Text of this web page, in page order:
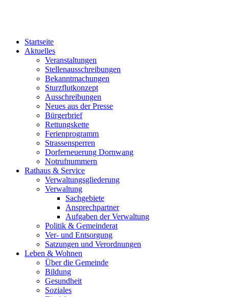
Startseite
Aktuelles
Veranstaltungen
Stellenausschreibungen
Bekanntmachungen
Sturzflutkonzept
Ausschreibungen
Neues aus der Presse
Bürgerbrief
Rettungskette
Ferienprogramm
Strassensperren
Dorferneuerung Dornwang
Notrufnummern
Rathaus & Service
Verwaltungsgliederung
Verwaltung
Sachgebiete
Ansprechpartner
Aufgaben der Verwaltung
Politik & Gemeinderat
Ver- und Entsorgung
Satzungen und Verordnungen
Leben & Wohnen
Über die Gemeinde
Bildung
Gesundheit
Soziales